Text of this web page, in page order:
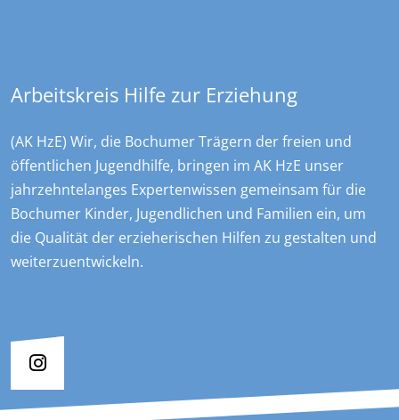
Arbeitskreis Hilfe zur Erziehung
(AK HzE) Wir, die Bochumer Trägern der freien und
öffentlichen Jugendhilfe, bringen im AK HzE unser
jahrzehntelanges Expertenwissen gemeinsam für die
Bochumer Kinder, Jugendlichen und Familien ein, um
die Qualität der erzieherischen Hilfen zu gestalten und
weiterzuentwickeln.
Instagram